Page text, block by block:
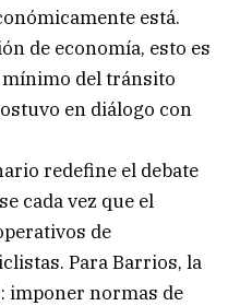
está.
de economía, esto es
del tránsito
en diálogo con
redefine el debate
cada vez que el
de
Para Barrios, la
imponer normas de